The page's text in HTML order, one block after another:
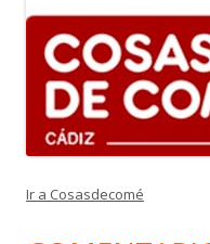
Ir a Cosasdecomé